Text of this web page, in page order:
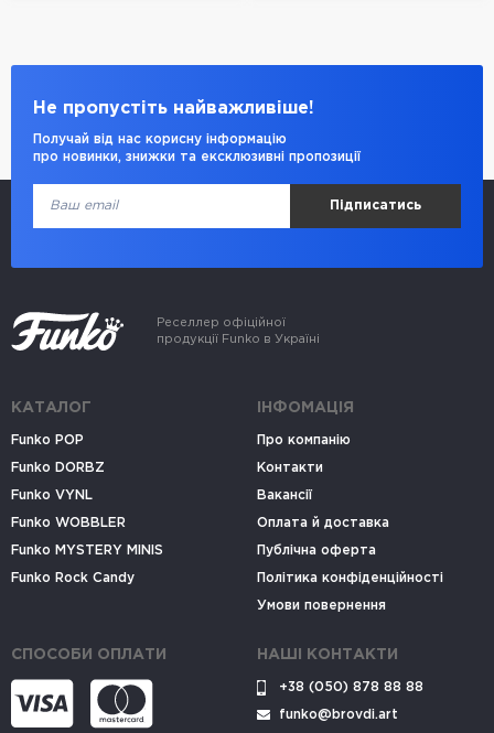
Не пропустіть найважливіше!
Получай від нас корисну інформацію
про новинки, знижки та ексклюзивні пропозиції
Підписатись
Реселлер офіційної
продукції Funko в Україні
КАТАЛОГ
Funko POP
Funko DORBZ
Funko VYNL
Funko WOBBLER
Funko MYSTERY MINIS
Funko Rock Candy
ІНФОМАЦІЯ
Про компанію
Контакти
Вакансії
Оплата й доставка
Публічна оферта
Політика конфіденційності
Умови повернення
СПОСОБИ ОПЛАТИ НАШІ КОНТАКТИ
+38 (050) 878 88 88
funko@brovdi.art